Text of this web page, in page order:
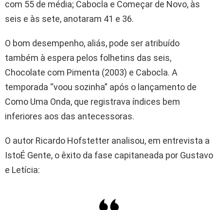
com 55 de média; Cabocla e Começar de Novo, às
seis e às sete, anotaram 41 e 36.
O bom desempenho, aliás, pode ser atribuído
também à espera pelos folhetins das seis,
Chocolate com Pimenta (2003) e Cabocla. A
temporada “voou sozinha” após o lançamento de
Como Uma Onda, que registrava índices bem
inferiores aos das antecessoras.
O autor Ricardo Hofstetter analisou, em entrevista a
IstoÉ Gente, o êxito da fase capitaneada por Gustavo
e Letícia: